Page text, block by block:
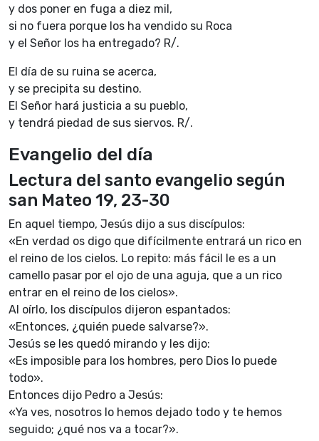
y dos poner en fuga a diez mil,
si no fuera porque los ha vendido su Roca
y el Señor los ha entregado? R/.
El día de su ruina se acerca,
y se precipita su destino.
El Señor hará justicia a su pueblo,
y tendrá piedad de sus siervos. R/.
Evangelio del día
Lectura del santo evangelio según
san Mateo 19, 23-30
En aquel tiempo, Jesús dijo a sus discípulos:
«En verdad os digo que difícilmente entrará un rico en
el reino de los cielos. Lo repito: más fácil le es a un
camello pasar por el ojo de una aguja, que a un rico
entrar en el reino de los cielos».
Al oírlo, los discípulos dijeron espantados:
«Entonces, ¿quién puede salvarse?».
Jesús se les quedó mirando y les dijo:
«Es imposible para los hombres, pero Dios lo puede
todo».
Entonces dijo Pedro a Jesús:
«Ya ves, nosotros lo hemos dejado todo y te hemos
seguido; ¿qué nos va a tocar?».